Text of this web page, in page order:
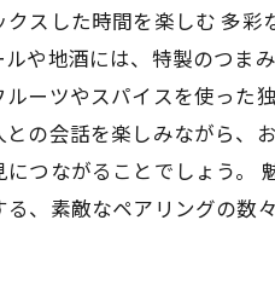
スした時間を楽しむ 多
や地酒には、特製のつま
ーツやスパイスを使った
の会話を楽しみながら
つながることでしょう。
、素敵なペアリングの数